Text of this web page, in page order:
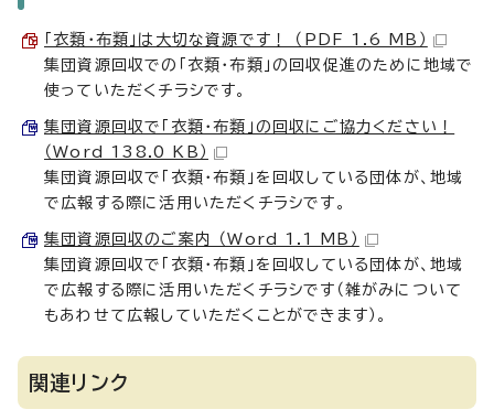
「衣類・布類」は大切な資源です！ （PDF 1.6 MB）
集団資源回収での「衣類・布類」の回収促進のために地域で
使っていただくチラシです。
集団資源回収で「衣類・布類」の回収にご協力ください！
（Word 138.0 KB）
集団資源回収で「衣類・布類」を回収している団体が、地域
で広報する際に活用いただくチラシです。
集団資源回収のご案内 （Word 1.1 MB）
集団資源回収で「衣類・布類」を回収している団体が、地域
で広報する際に活用いただくチラシです（雑がみについて
もあわせて広報していただくことができます）。
関連リンク